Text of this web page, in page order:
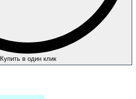
Купить в один клик